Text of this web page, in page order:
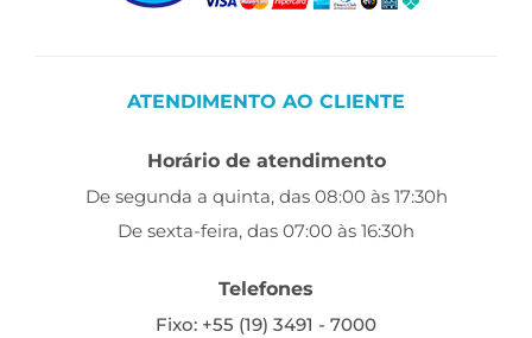
ATENDIMENTO AO CLIENTE
Horário de atendimento
De segunda a quinta, das 08:00 às 17:30h
De sexta-feira, das 07:00 às 16:30h
Telefones
Fixo: +55 (19) 3491 - 7000